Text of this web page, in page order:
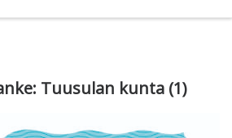
Tuusulan kunta (1)